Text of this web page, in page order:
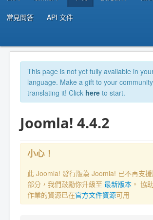
常見問答 API 文件
This page is not yet fully available in
language. Make a gift to your
translating it! Click here to start.
Joomla! 4.4.2
小心！
此 Joomla! 發行版為 Joomla! 已不再支
部分，我們鼓勵你升級至 最新版本 。 協
作業的資源已在官方文件資源可用